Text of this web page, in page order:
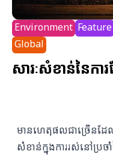
Environment Feature
Global
សារៈសំខាន់នៃកា
មានហេតុផលជាច្រើនដែ
សំខាន់ក្នុងការរស់នៅប្រចាំ